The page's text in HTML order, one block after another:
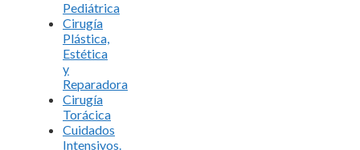
Pediátrica
Cirugía
Plástica,
Estética
y
Reparadora
Cirugía
Torácica
Cuidados
Intensivos.